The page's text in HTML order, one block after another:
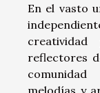
En el vasto
reflectores
melodías y